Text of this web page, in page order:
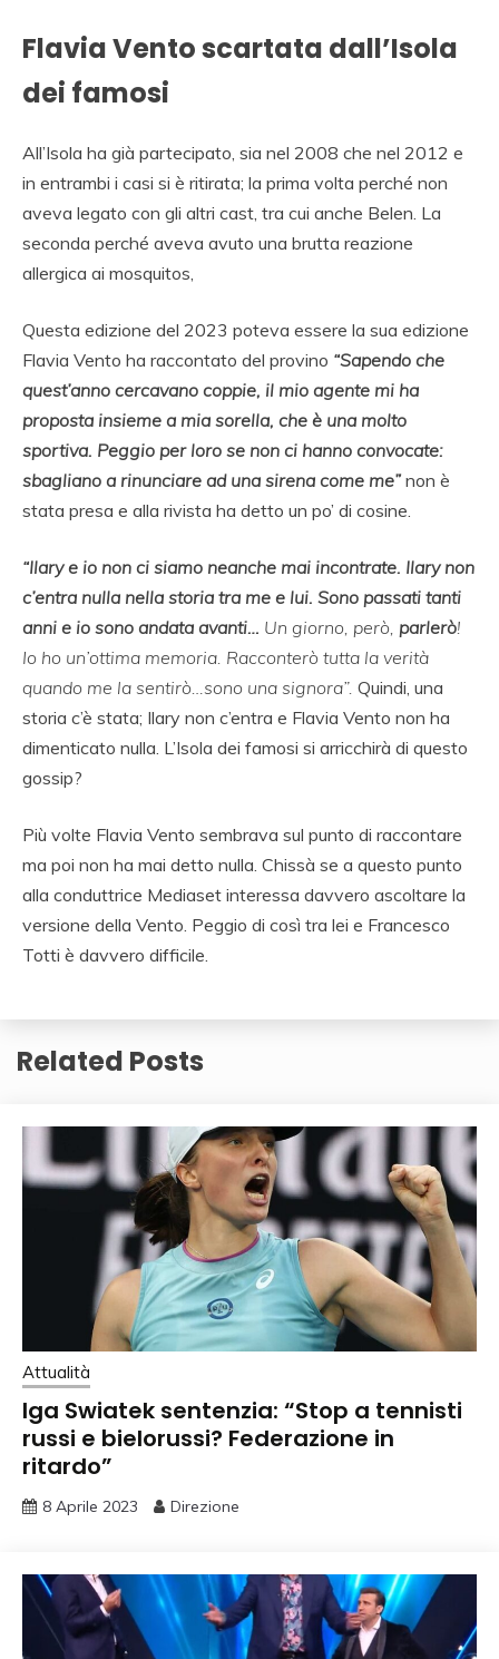
Flavia Vento scartata dall’Isola
dei famosi
All’Isola ha già partecipato, sia nel 2008 che nel 2012 e
in entrambi i casi si è ritirata; la prima volta perché non
aveva legato con gli altri cast, tra cui anche Belen. La
seconda perché aveva avuto una brutta reazione
allergica ai mosquitos,
Questa edizione del 2023 poteva essere la sua edizione
Flavia Vento ha raccontato del provino “Sapendo che
quest’anno cercavano coppie, il mio agente mi ha
proposta insieme a mia sorella, che è una molto
sportiva. Peggio per loro se non ci hanno convocate:
sbagliano a rinunciare ad una sirena come me”non è
stata presa e alla rivista ha detto un po’ di cosine.
“Ilary e io non ci siamo neanche mai incontrate. Ilary non
c’entra nulla nella storia tra me e lui. Sono passati tanti
anni e io sono andata avanti… Un giorno, però, parlerò!
Io ho un’ottima memoria. Racconterò tutta la verità
quando me la sentirò…sono una signora”. Quindi, una
storia c’è stata; Ilary non c’entra e Flavia Vento non ha
dimenticato nulla. L’Isola dei famosi si arricchirà di questo
gossip?
Più volte Flavia Vento sembrava sul punto di raccontare
ma poi non ha mai detto nulla. Chissà se a questo punto
alla conduttrice Mediaset interessa davvero ascoltare la
versione della Vento. Peggio di così tra lei e Francesco
Totti è davvero difficile.
Related Posts
Attualità
Iga Swiatek sentenzia: “Stop a tennisti
russi e bielorussi? Federazione in
ritardo”
8 Aprile 2023 Direzione